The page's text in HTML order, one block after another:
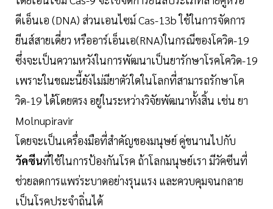
ดีเอ็นเอ (DNA) ส่วนเอนไซม์ Cas-13b ใช้ในการจัดการ
ยีนส์สายเดี่ยว หรืออาร์เอ็นเอ(RNA)ในกรณีของโควิด-19
ซึ่งจะเป็นความหวังในการพัฒนาเป็นยารักษาโรคโควิด-19
เพราะในขณะนี้ยังไม่มียาตัวใดในโลกที่สามารถรักษาโค
วิด-19 ได้โดยตรง อยู่ในระหว่างวิจัยพัฒนาทั้งสิ้น เช่น ยา
Molnupiravir
โดยจะเป็นเครื่องมือที่สำคัญของมนุษย์ คู่ขนานไปกับ
วัคซีนที่ใช้ในการป้องกันโรค ถ้าโลกมนุษย์เรา มีวัคซีนที่
ช่วยลดการแพร่ระบาดอย่างรุนแรง และควบคุมจนกลาย
เป็นโรคประจำถิ่นได้